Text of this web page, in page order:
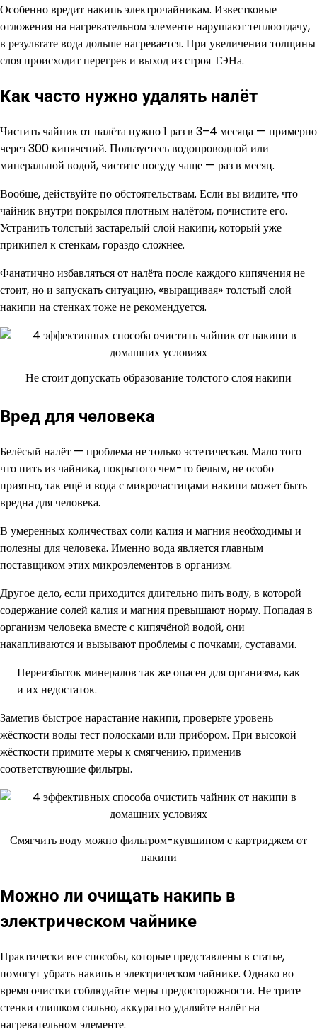
Особенно вредит накипь электрочайникам. Известковые
отложения на нагревательном элементе нарушают теплоотдачу,
в результате вода дольше нагревается. При увеличении толщины
слоя происходит перегрев и выход из строя ТЭНа.
Как часто нужно удалять налёт
Чистить чайник от налёта нужно 1 раз в 3–4 месяца — примерно
через 300 кипячений. Пользуетесь водопроводной или
минеральной водой, чистите посуду чаще — раз в месяц.
Вообще, действуйте по обстоятельствам. Если вы видите, что
чайник внутри покрылся плотным налётом, почистите его.
Устранить толстый застарелый слой накипи, который уже
прикипел к стенкам, гораздо сложнее.
Фанатично избавляться от налёта после каждого кипячения не
стоит, но и запускать ситуацию, «выращивая» толстый слой
накипи на стенках тоже не рекомендуется.
Не стоит допускать образование толстого слоя накипи
Вред для человека
Белёсый налёт — проблема не только эстетическая. Мало того
что пить из чайника, покрытого чем-то белым, не особо
приятно, так ещё и вода с микрочастицами накипи может быть
вредна для человека.
В умеренных количествах соли калия и магния необходимы и
полезны для человека. Именно вода является главным
поставщиком этих микроэлементов в организм.
Другое дело, если приходится длительно пить воду, в которой
содержание солей калия и магния превышают норму. Попадая в
организм человека вместе с кипячёной водой, они
накапливаются и вызывают проблемы с почками, суставами.
Переизбыток минералов так же опасен для организма, как
и их недостаток.
Заметив быстрое нарастание накипи, проверьте уровень
жёсткости воды тест полосками или прибором. При высокой
жёсткости примите меры к смягчению, применив
соответствующие фильтры.
Смягчить воду можно фильтром-кувшином с картриджем от
накипи
Можно ли очищать накипь в
электрическом чайнике
Практически все способы, которые представлены в статье,
помогут убрать накипь в электрическом чайнике. Однако во
время очистки соблюдайте меры предосторожности. Не трите
стенки слишком сильно, аккуратно удаляйте налёт на
нагревательном элементе.